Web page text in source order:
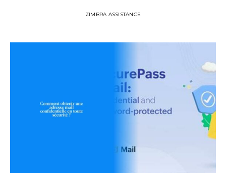
ZIMBRA ASSISTANCE